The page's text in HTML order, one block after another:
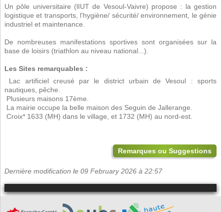
Un pôle universitaire (lIUT de Vesoul-Vaivre) propose : la gestion
logistique et transports, l'hygiène/ sécurité/ environnement, le génie
industriel et maintenance.
De nombreuses manifestations sportives sont organisées sur la
base de loisirs (triathlon au niveau national...).
Les Sites remarquables :
 Lac artificiel creusé par le district urbain de Vesoul : sports
nautiques, pêche.
 Plusieurs maisons 17ème.
La mairie occupe la belle maison des Seguin de Jallerange.
 Croix* 1633 (MH) dans le village, et 1732 (MH) au nord-est.
Remarques ou Suggestions
Dernière modification le 09 February 2026 à 22:57